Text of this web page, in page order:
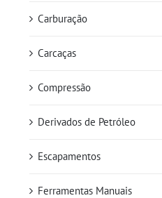
Carburação
Carcaças
Compressão
Derivados de Petróleo
Escapamentos
Ferramentas Manuais